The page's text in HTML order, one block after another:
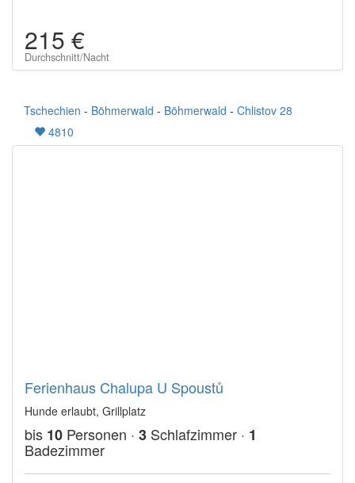
215 €
Durchschnitt/Nacht
Tschechien - Böhmerwald - Böhmerwald - Chlistov 28
4810
Ferienhaus Chalupa U Spoustů
Hunde erlaubt, Grillplatz
bis 10 Personen · 3 Schlafzimmer · 1
Badezimmer